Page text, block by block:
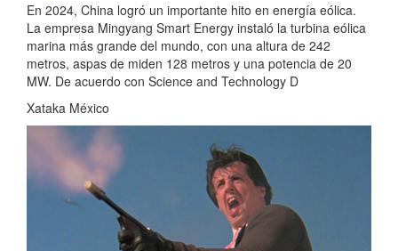
En 2024, China logró un importante hito en energía eólica.
La empresa Mingyang Smart Energy instaló la turbina eólica
marina más grande del mundo, con una altura de 242
metros, aspas de miden 128 metros y una potencia de 20
MW. De acuerdo con Science and Technology D
Xataka México